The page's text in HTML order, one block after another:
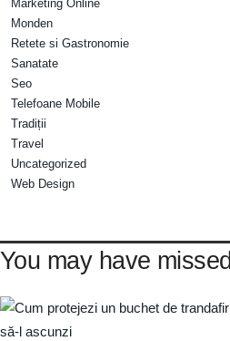
Marketing Online
Monden
Retete si Gastronomie
Sanatate
Seo
Telefoane Mobile
Tradiții
Travel
Uncategorized
Web Design
You may have missed